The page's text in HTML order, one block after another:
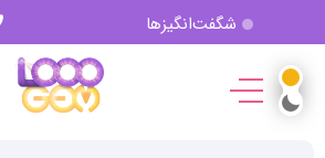
شگفت‌انگیزها